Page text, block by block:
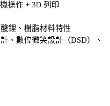
操作 + 3D 列印
鋰、樹脂材料特性
、數位微笑設計（DSD）、